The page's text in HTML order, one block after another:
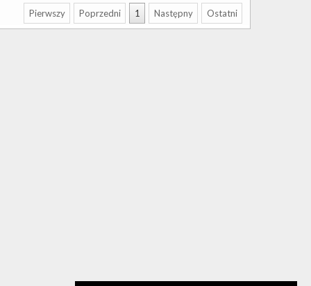
Pierwszy Poprzedni 1 Następny Ostatni